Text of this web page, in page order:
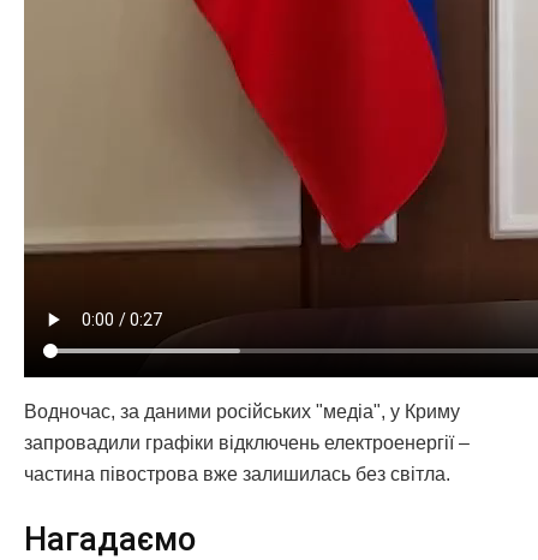
Водночас, за даними російських "медіа", у Криму
запровадили графіки відключень електроенергії –
частина півострова вже залишилась без світла.
Нагадаємо